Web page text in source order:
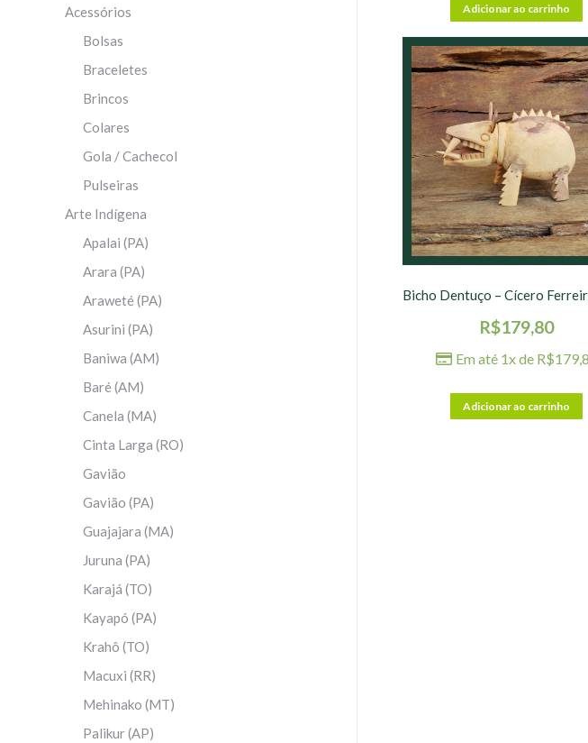
Adicionar ao carrinho
R$179,80
Em até 1x de R$
Adicionar ao carrinho
Acessórios
Bolsas
Braceletes
Brincos
Colares
Gola / Cachecol
Pulseiras
Arte Indígena
Apalai (PA)
Arara (PA)
Araweté (PA)
Asurini (PA)
Baniwa (AM)
Baré (AM)
Canela (MA)
Cinta Larga (RO)
Gavião
Gavião (PA)
Guajajara (MA)
Juruna (PA)
Karajá (TO)
Kayapó (PA)
Krahô (TO)
Macuxi (RR)
Mehinako (MT)
Palikur (AP)